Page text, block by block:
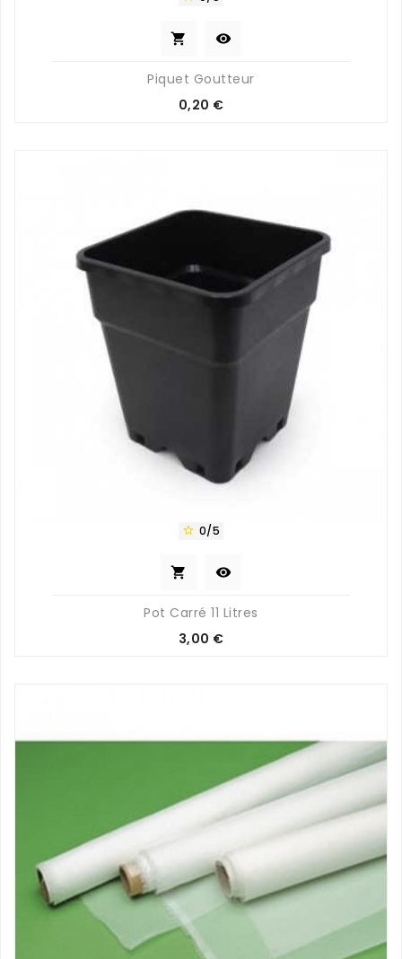
 
Piquet Goutteur
Prix
0,20 €
 0/5
 
Pot Carré 11 Litres
Prix
3,00 €